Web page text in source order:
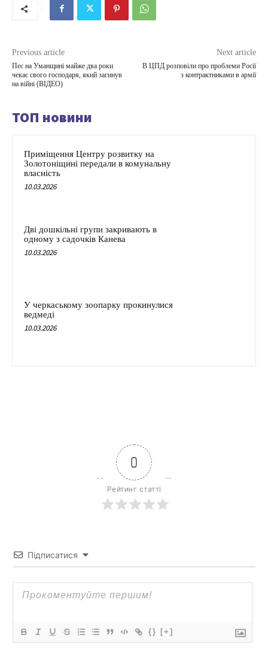
Previous article
Пес на Уманщині майже два роки
чекає свого господаря, який загинув
на війні (ВІДЕО)
Next article
В ЦПД розповіли про проблеми Росії
з контрактниками в армії
ТОП новини
Приміщення Центру розвитку на
Золотоніщині передали в комунальну
власність
10.03.2026
Дві дошкільні групи закривають в
одному з садочків Канева
10.03.2026
У черкаському зоопарку прокинулися
ведмеді
10.03.2026
0
Рейтинг статті
Підписатися
{} [+]